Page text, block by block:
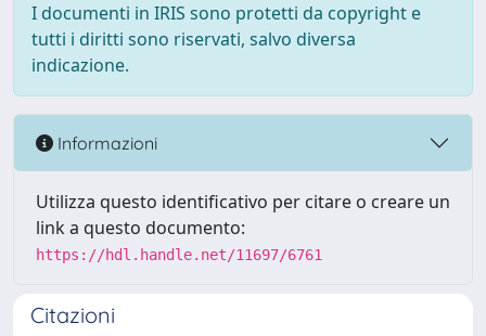
I documenti in IRIS sono protetti da copyright e
tutti i diritti sono riservati, salvo diversa
indicazione.
Informazioni
Utilizza questo identificativo per citare o creare un
link a questo documento:
https://hdl.handle.net/11697/6761
Citazioni